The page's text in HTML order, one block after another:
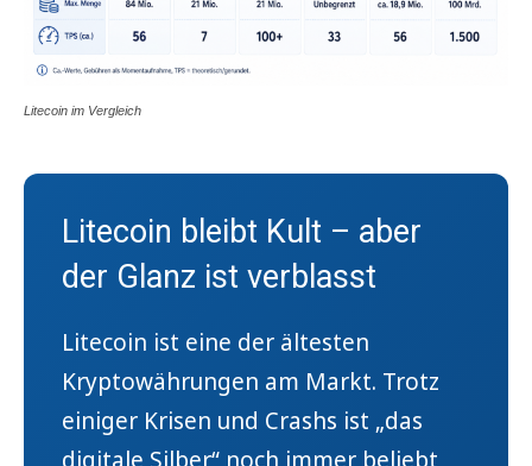
Litecoin im Vergleich
Litecoin bleibt Kult – aber
der Glanz ist verblasst
Litecoin ist eine der ältesten
Kryptowährungen am Markt. Trotz
einiger Krisen und Crashs ist „das